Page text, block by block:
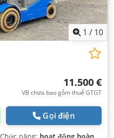
1 / 10
11.500 €
VB chưa bao gồm thuế GTGT
Gọi điện